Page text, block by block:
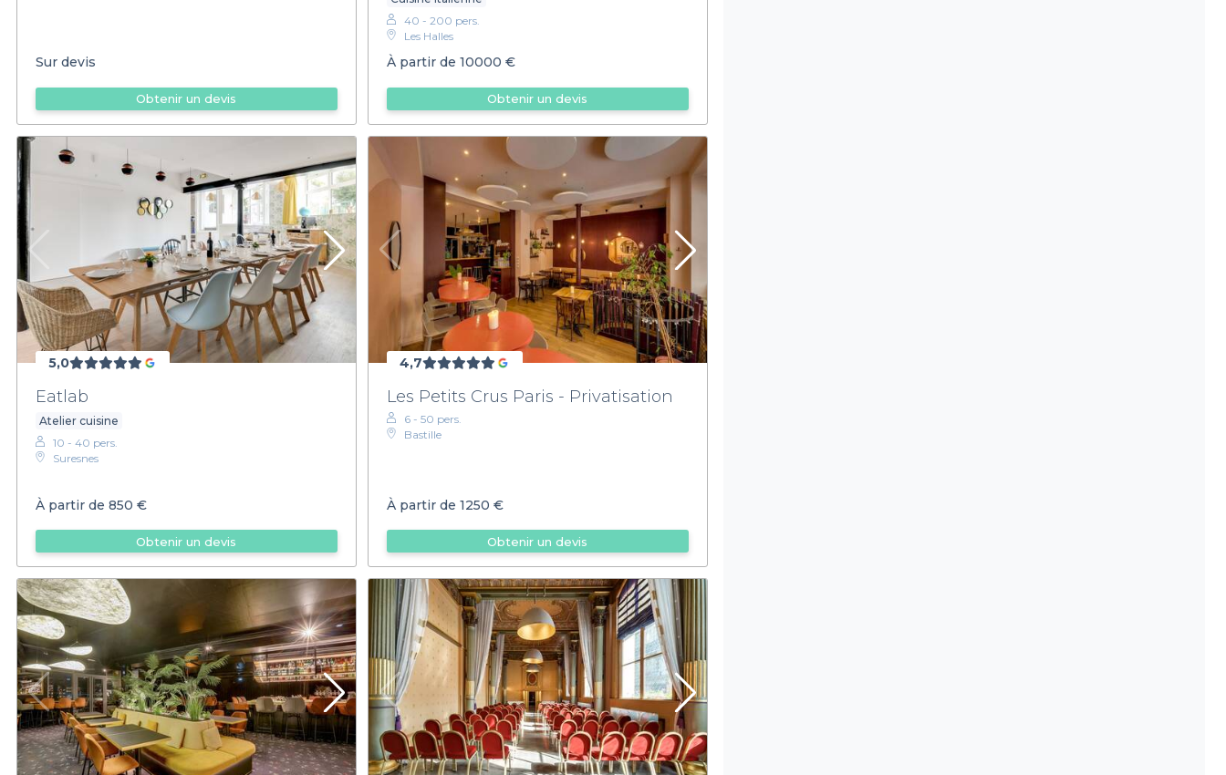
Sur devis
Obtenir un devis
40 - 200 pers.
Les Halles
À partir de 10000 €
Obtenir un devis
5,0
Eatlab
Atelier cuisine
10 - 40 pers.
Suresnes
À partir de 850 €
Obtenir un devis
4,7
Les Petits Crus Paris - Privatisation
6 - 50 pers.
Bastille
À partir de 1250 €
Obtenir un devis